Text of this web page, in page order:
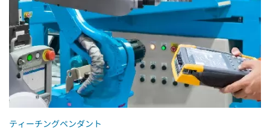
ティーチングペンダント